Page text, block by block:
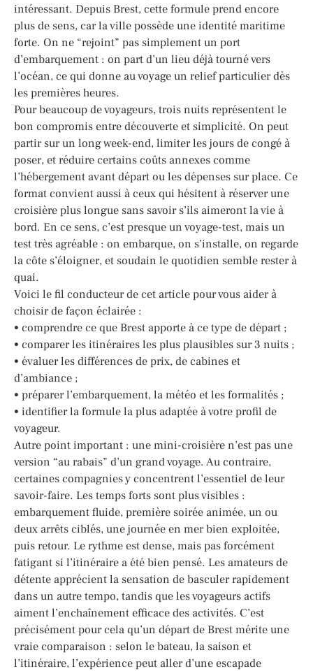
intéressant. Depuis Brest, cette formule prend encore
plus de sens, car la ville possède une identité maritime
forte. On ne “rejoint” pas simplement un port
d’embarquement : on part d’un lieu déjà tourné vers
l’océan, ce qui donne au voyage un relief particulier dès
les premières heures.
Pour beaucoup de voyageurs, trois nuits représentent le
bon compromis entre découverte et simplicité. On peut
partir sur un long week-end, limiter les jours de congé à
poser, et réduire certains coûts annexes comme
l’hébergement avant départ ou les dépenses sur place. Ce
format convient aussi à ceux qui hésitent à réserver une
croisière plus longue sans savoir s’ils aimeront la vie à
bord. En ce sens, c’est presque un voyage-test, mais un
test très agréable : on embarque, on s’installe, on regarde
la côte s’éloigner, et soudain le quotidien semble rester à
quai.
Voici le fil conducteur de cet article pour vous aider à
choisir de façon éclairée :
• comprendre ce que Brest apporte à ce type de départ ;
• comparer les itinéraires les plus plausibles sur 3 nuits ;
• évaluer les différences de prix, de cabines et
d’ambiance ;
• préparer l’embarquement, la météo et les formalités ;
• identifier la formule la plus adaptée à votre profil de
voyageur.
Autre point important : une mini-croisière n’est pas une
version “au rabais” d’un grand voyage. Au contraire,
certaines compagnies y concentrent l’essentiel de leur
savoir-faire. Les temps forts sont plus visibles :
embarquement fluide, première soirée animée, un ou
deux arrêts ciblés, une journée en mer bien exploitée,
puis retour. Le rythme est dense, mais pas forcément
fatigant si l’itinéraire a été bien pensé. Les amateurs de
détente apprécient la sensation de basculer rapidement
dans un autre tempo, tandis que les voyageurs actifs
aiment l’enchaînement efficace des activités. C’est
précisément pour cela qu’un départ de Brest mérite une
vraie comparaison : selon le bateau, la saison et
l’itinéraire, l’expérience peut aller d’une escapade